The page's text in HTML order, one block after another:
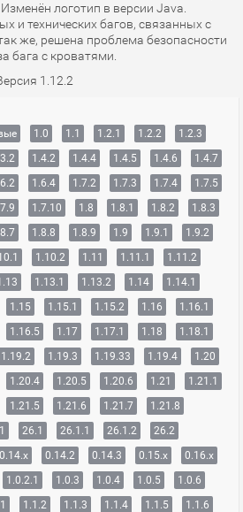
логотип в версии Java.
и технических багов, связанных с
же, решена проблема безопасности
бага с кроватями.
1.12.2
1.0 1.1 1.2.1 1.2.2
1.2.3
1.4.2 1.4.4 1.4.5 1.4.6
1.4.7
1.6.4 1.7.2 1.7.3 1.7.4
1.7.5
1.7.10 1.8 1.8.1 1.8.2
1.8.3
1.8.8 1.8.9 1.9 1.9.1
1.9.2
1.10.2 1.11 1.11.1
1.11.2
1.13.1 1.13.2 1.14
1.14.1
1.15 1.15.1 1.15.2 1.16
1.16.1
1.16.5 1.17 1.17.1 1.18
1.18.1
1.19.2 1.19.3 1.19.33 1.19.4
1.20
1.20.4 1.20.5 1.20.6 1.21
1.21.1
1.21.5 1.21.6 1.21.7
1.21.8
26.1 26.1.1 26.1.2 26.2
0.14.x 0.14.2 0.14.3 0.15.x
0.16.x
1.0.2.1 1.0.3 1.0.4 1.0.5
1.0.6
1.1.2 1.1.3 1.1.4 1.1.5
1.1.6